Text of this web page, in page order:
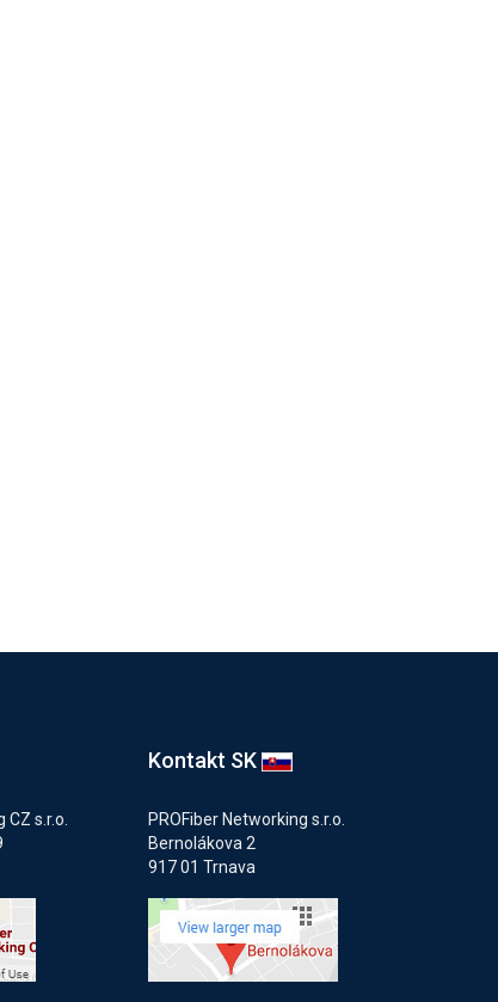
s.r.o.
Kontakt SK
PROFiber Networking s.r.o.
Bernolákova 2
917 01 Trnava